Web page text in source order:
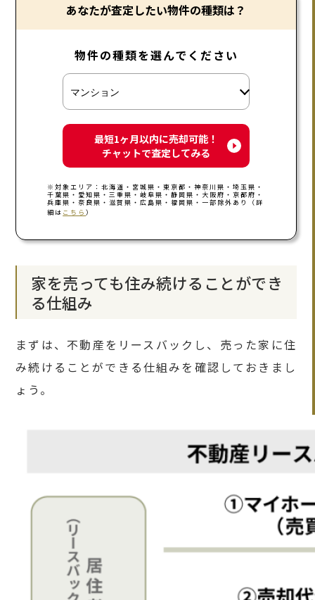
あなたが査定したい物件の種類は？
物件の種類を選んでください
最短1ヶ月以内に売却可能！
チャットで査定してみる
※対象エリア：北海道・宮城県・東京都・神奈川県・埼玉県・
千葉県・愛知県・三重県・岐阜県・静岡県・大阪府・京都府・
兵庫県・奈良県・滋賀県・広島県・福岡県・一部除外あり（詳
細は こちら）
家を売っても住み続けることができ
る仕組み
まずは、不動産をリースバックし、売った家に住
み続けることができる仕組みを確認しておきまし
ょう。